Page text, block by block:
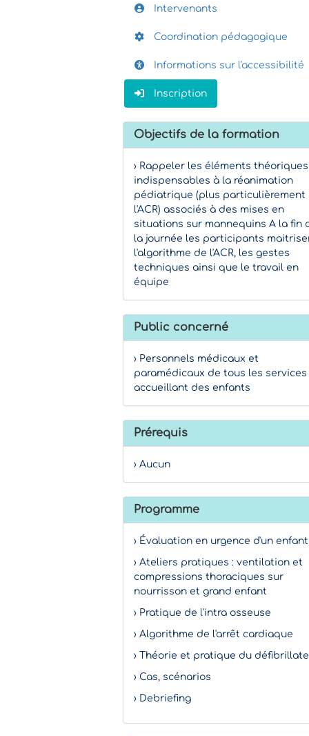
Intervenants
Coordination pédagogique
Informations sur l'accessibilité
Inscription
Objectifs de la formation
› Rappeler les éléments théoriques
indispensables à la réanimation
pédiatrique (plus particulièrement
l'ACR) associés à des mises en
situations sur mannequins A la fin
la journée les participants
l'algorithme de l'ACR, les gestes
techniques ainsi que le travail en
équipe
Public concerné
› Personnels médicaux et
paramédicaux de tous les services
accueillant des enfants
Prérequis
› Aucun
Programme
› Évaluation en urgence d'un enfant
› Ateliers pratiques : ventilation et
compressions thoraciques sur
nourrisson et grand enfant
› Pratique de l'intra osseuse
› Algorithme de l'arrêt cardiaque
› Théorie et pratique du
› Cas, scénarios
› Debriefing